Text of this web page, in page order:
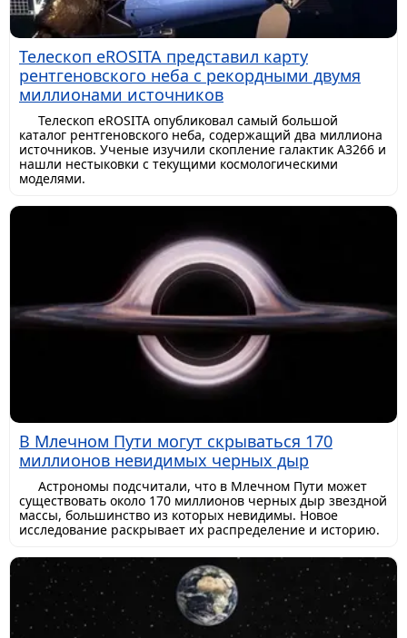
Телескоп eROSITA представил карту
рентгеновского неба с рекордными двумя
миллионами источников
Телескоп eROSITA опубликовал самый большой
каталог рентгеновского неба, содержащий два миллиона
источников. Ученые изучили скопление галактик A3266 и
нашли нестыковки с текущими космологическими
моделями.
В Млечном Пути могут скрываться 170
миллионов невидимых черных дыр
Астрономы подсчитали, что в Млечном Пути может
существовать около 170 миллионов черных дыр звездной
массы, большинство из которых невидимы. Новое
исследование раскрывает их распределение и историю.